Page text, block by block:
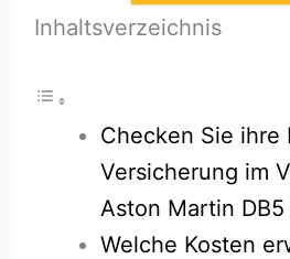
Inhaltsverzeichnis
Checken Sie ihre
Versicherung im
Aston Martin DB5
Welche Kosten